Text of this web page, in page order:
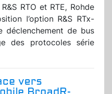
RTO et RTE, Rohde
l’option R&S RTx-
de bus
des protocoles série
vers